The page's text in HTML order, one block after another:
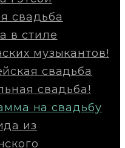
свадьба
в стиле
музыкантов!
свадьба
свадьба!
на свадьбу
из